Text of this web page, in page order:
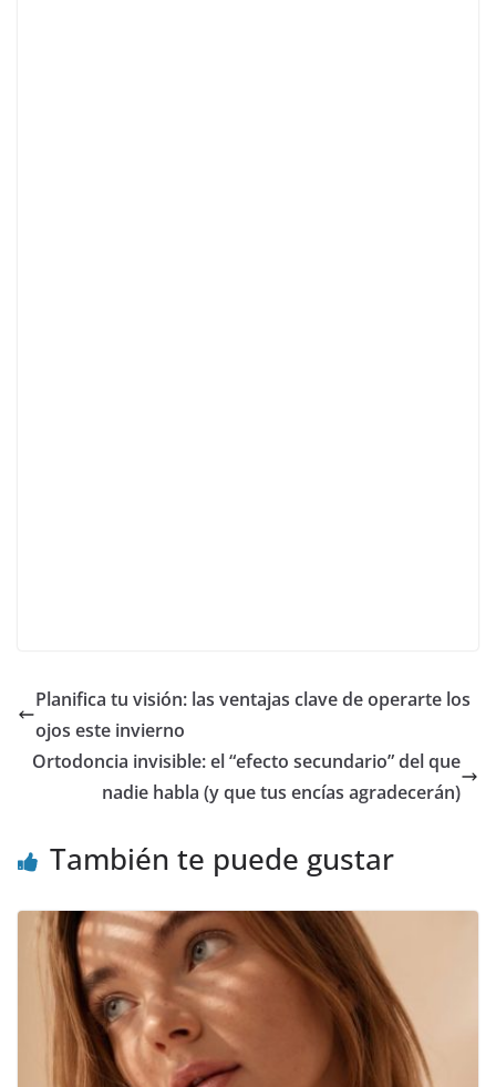
Planifica tu visión: las ventajas clave de operarte los
ojos este invierno
Ortodoncia invisible: el “efecto secundario” del que
nadie habla (y que tus encías agradecerán)
También te puede gustar